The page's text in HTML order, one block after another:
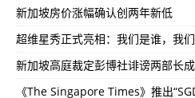
新加坡房价涨幅确认创两年新低
超维星秀正式亮相：我们是谁，我
新加坡高庭裁定彭博社诽谤两部长
《The Singapore Times》推出